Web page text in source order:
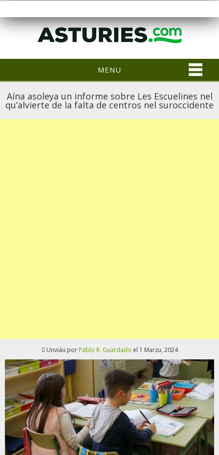
MENU
Aína asoleya un informe sobre Les Escuelines nel
qu’alvierte de la falta de centros nel suroccidente
Unviáu por Pablo R. Guardado el 1 Marzu, 2024